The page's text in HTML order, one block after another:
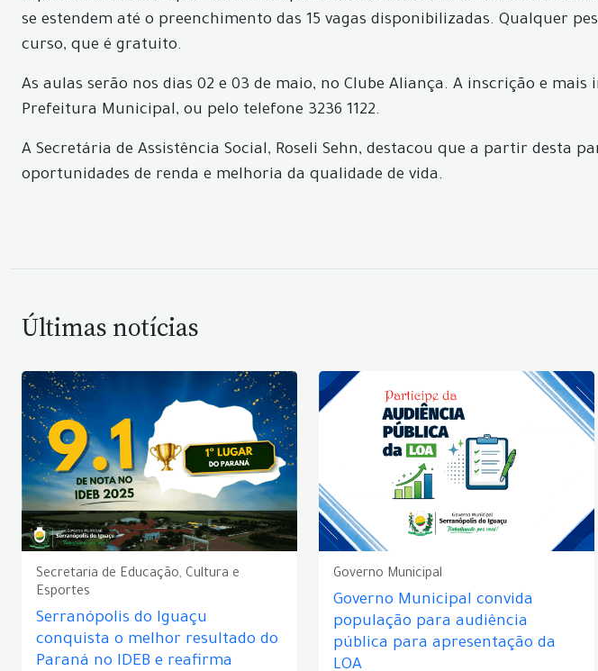
se estendem até o preenchimento das 15 vagas disponibilizadas. Qualquer
curso, que é gratuito.
As aulas serão nos dias 02 e 03 de maio, no Clube Aliança. A inscrição e
Prefeitura Municipal, ou pelo telefone 3236 1122.
A Secretária de Assistência Social, Roseli Sehn, destacou que a partir desta
oportunidades de renda e melhoria da qualidade de vida.
Últimas notícias
Secretaria de Educação, Cultura e
Esportes
Serranópolis do Iguaçu
conquista o melhor resultado do
Paraná no IDEB e reafirma
Governo Municipal
Governo Municipal convida
população para audiência
pública para apresentação da
LOA